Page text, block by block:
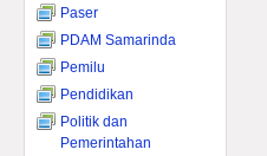
Paser
PDAM Samarinda
Pemilu
Pendidikan
Politik dan
Pemerintahan